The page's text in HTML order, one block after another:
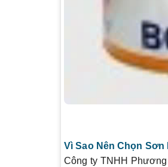
Vì Sao Nên Chọn
Công ty TNHH